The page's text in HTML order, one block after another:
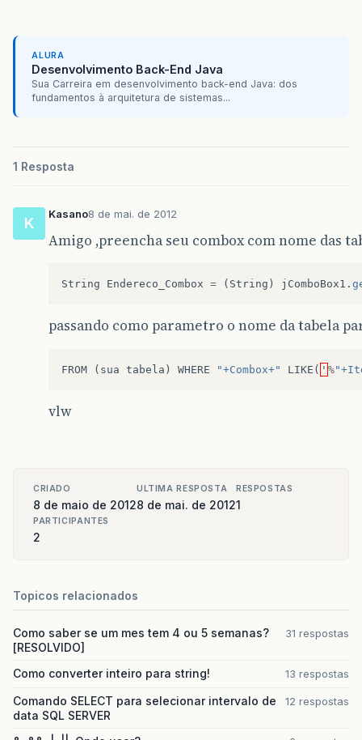
ALURA
Desenvolvimento Back-End Java
Sua Carreira em desenvolvimento back-end Java: dos
fundamentos à arquitetura de sistemas...
1 Resposta
K
Kasano8 de mai. de 2012
Amigo ,preencha seu combox com nome das
String Endereco_Combox = ( String ) jComboBox1 .
passando como parametro o nome da tabela
FROM ( sua tabela ) WHERE "+Combox+" LIKE ( ' %
vlw
CRIADO
8 de maio de 2012
ULTIMA RESPOSTA
8 de mai. de 2012
RESPOSTAS
1
PARTICIPANTES
2
Topicos relacionados
Como saber se um mes tem 4 ou 5 semanas?
[RESOLVIDO]
31 respostas
Como converter inteiro para string! 13 respostas
Comando SELECT para selecionar intervalo de
data SQL SERVER
12 respostas